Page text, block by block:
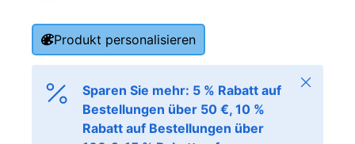
Produkt personalisieren
Sparen Sie mehr: 5 % Rabatt auf
Bestellungen über 50 €, 10 %
Rabatt auf Bestellungen über
Schließen